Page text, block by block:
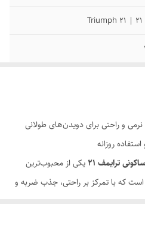
روزانه
یکی از محبوب‌ترین
که با تمرکز بر راحتی، جذب ضربه و